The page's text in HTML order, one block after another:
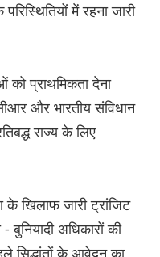
में रहना जारी
प्राथमिकता देना
और भारतीय संविधान
राज्य के लिए
के खिलाफ जारी ट्रांजिट
अधिकारों की